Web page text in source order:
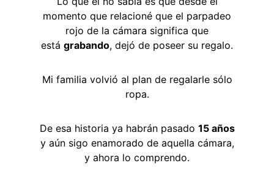
momento que relacioné que el parpadeo
rojo de la cámara significa que
está grabando, dejó de poseer su regalo.
Mi familia volvió al plan de regalarle sólo
ropa.
De esa historia ya habrán pasado 15 años
y aún sigo enamorado de aquella cámara,
y ahora lo comprendo.